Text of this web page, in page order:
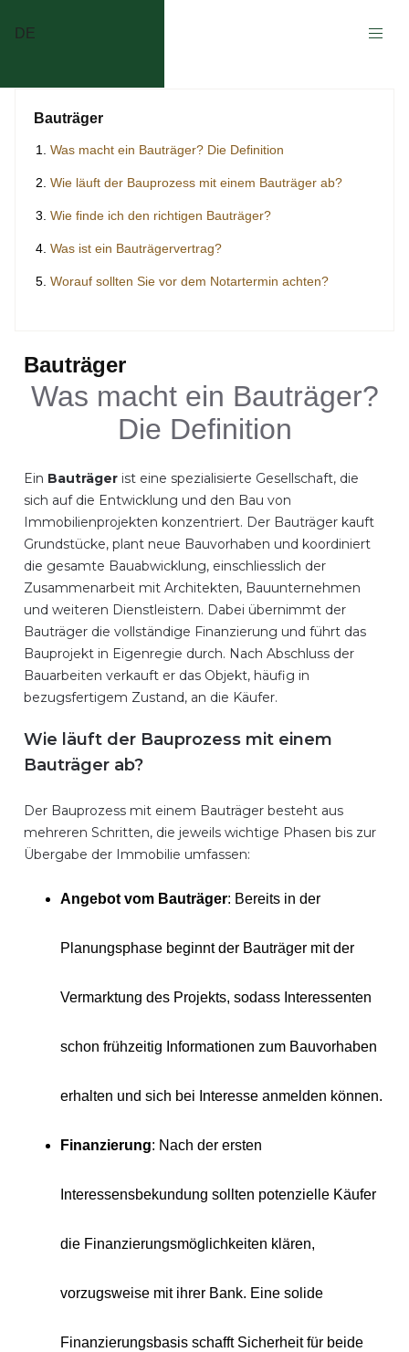
DE
Bauträger
Was macht ein Bauträger? Die Definition
Wie läuft der Bauprozess mit einem Bauträger ab?
Wie finde ich den richtigen Bauträger?
Was ist ein Bauträgervertrag?
Worauf sollten Sie vor dem Notartermin achten?
Bauträger
Was macht ein Bauträger?
Die Definition
Ein Bauträger ist eine spezialisierte Gesellschaft, die
sich auf die Entwicklung und den Bau von
Immobilienprojekten konzentriert. Der Bauträger kauft
Grundstücke, plant neue Bauvorhaben und koordiniert
die gesamte Bauabwicklung, einschliesslich der
Zusammenarbeit mit Architekten, Bauunternehmen
und weiteren Dienstleistern. Dabei übernimmt der
Bauträger die vollständige Finanzierung und führt das
Bauprojekt in Eigenregie durch. Nach Abschluss der
Bauarbeiten verkauft er das Objekt, häufig in
bezugsfertigem Zustand, an die Käufer.
Wie läuft der Bauprozess mit einem
Bauträger ab?
Der Bauprozess mit einem Bauträger besteht aus
mehreren Schritten, die jeweils wichtige Phasen bis zur
Übergabe der Immobilie umfassen:
Angebot vom Bauträger: Bereits in der
Planungsphase beginnt der Bauträger mit der
Vermarktung des Projekts, sodass Interessenten
schon frühzeitig Informationen zum Bauvorhaben
erhalten und sich bei Interesse anmelden können.
Finanzierung: Nach der ersten
Interessensbekundung sollten potenzielle Käufer
die Finanzierungsmöglichkeiten klären,
vorzugsweise mit ihrer Bank. Eine solide
Finanzierungsbasis schafft Sicherheit für beide